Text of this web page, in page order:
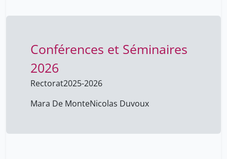
Conférences et Séminaires
2026
Rectorat2025-2026
Mara De MonteNicolas Duvoux